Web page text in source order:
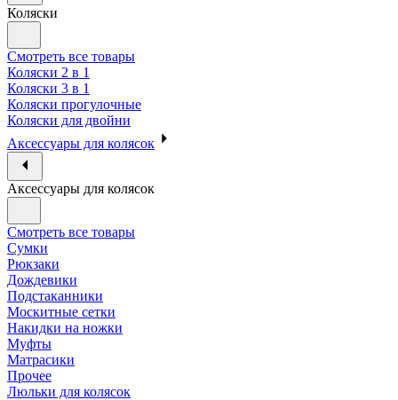
Коляски
Смотреть все товары
Коляски 2 в 1
Коляски 3 в 1
Коляски прогулочные
Коляски для двойни
Аксессуары для колясок
Аксессуары для колясок
Смотреть все товары
Сумки
Рюкзаки
Дождевики
Подстаканники
Москитные сетки
Накидки на ножки
Муфты
Матрасики
Прочее
Люльки для колясок